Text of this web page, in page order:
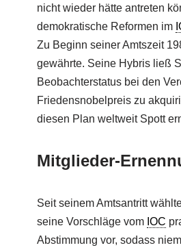
nicht wieder hätte antreten
demokratische Reformen im
Zu Beginn seiner Amtszeit
gewährte. Seine Hybris ließ
Beobachterstatus bei den
Friedensnobelpreis zu
diesen Plan weltweit Spott
Mitglieder-
Seit seinem Amtsantritt
seine Vorschläge vom IOC
Abstimmung vor, sodass